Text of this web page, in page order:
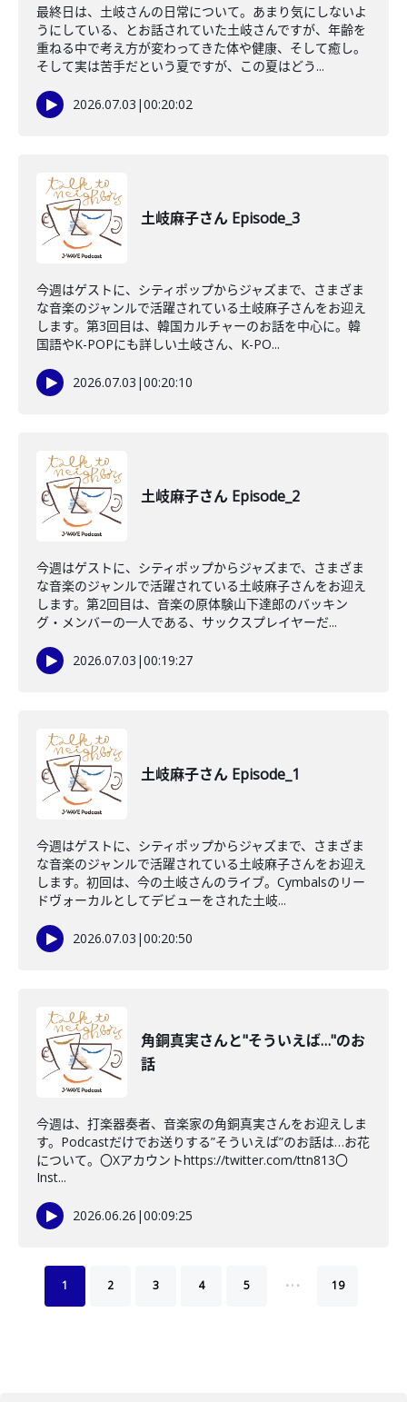
最終日は、土岐さんの日常について。あまり気にしないよ
うにしている、とお話されていた土岐さんですが、年齢を
重ねる中で考え方が変わってきた体や健康、そして癒し。
そして実は苦手だという夏ですが、この夏はどう...
2026.07.03 |00:20:02
土岐麻子さん Episode_3
今週はゲストに、シティポップからジャズまで、さまざま
な音楽のジャンルで活躍されている土岐麻子さんをお迎え
します。第3回目は、韓国カルチャーのお話を中心に。韓
国語やK-POPにも詳しい土岐さん、K-PO...
2026.07.03 |00:20:10
土岐麻子さん Episode_2
今週はゲストに、シティポップからジャズまで、さまざま
な音楽のジャンルで活躍されている土岐麻子さんをお迎え
します。第2回目は、音楽の原体験山下達郎のバッキン
グ・メンバーの一人である、サックスプレイヤーだ...
2026.07.03 |00:19:27
土岐麻子さん Episode_1
今週はゲストに、シティポップからジャズまで、さまざま
な音楽のジャンルで活躍されている土岐麻子さんをお迎え
します。初回は、今の土岐さんのライブ。Cymbalsのリー
ドヴォーカルとしてデビューをされた土岐...
2026.07.03 |00:20:50
角銅真実さんと"そういえば…"のお
話
今週は、打楽器奏者、音楽家の角銅真実さんをお迎えしま
す。Podcastだけでお送りする”そういえば”のお話は…お花
について。〇Xアカウントhttps://twitter.com/ttn813〇
Inst...
2026.06.26 |00:09:25
1 2 3 4 5 … 19